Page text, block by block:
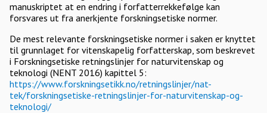
manuskriptet at en endring i forfatterrekkefølge kan
forsvares ut fra anerkjente forskningsetiske normer.
De mest relevante forskningsetiske normer i saken er knyttet
til grunnlaget for vitenskapelig forfatterskap, som beskrevet
i Forskningsetiske retningslinjer for naturvitenskap og
teknologi (NENT 2016) kapittel 5:
https://www.forskningsetikk.no/retningslinjer/nat-
tek/forskningsetiske-retningslinjer-for-naturvitenskap-og-
teknologi/